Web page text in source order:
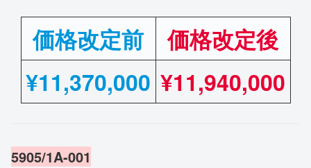
価格改定前
価格改定後
¥11,370,000 ¥11,940,000
5905/1A-001